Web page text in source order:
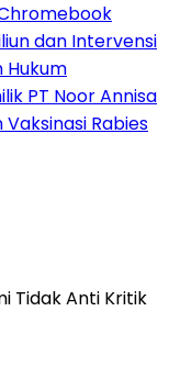
dan Intervensi
Hukum
PT Noor Annisa
Rabies